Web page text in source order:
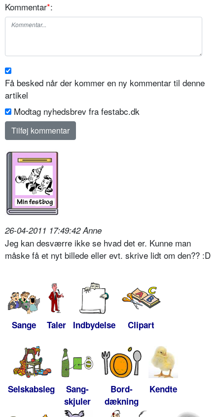
Kommentar*:
Få besked når der kommer en ny kommentar til denne
artikel
Modtag nyhedsbrev fra festabc.dk
26-04-2011 17:49:42 Anne
Jeg kan desværre ikke se hvad det er. Kunne man
måske få et nyt billede eller evt. skrive lidt om den?? :D
Sange Taler Indbydelse Clipart
Selskabsleg
Sang-
skjuler
Bord-
dækning
Kendte